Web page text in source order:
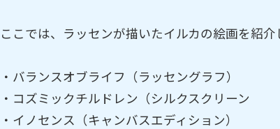
ここでは、ラッセンが描いたイルカの絵画を紹介
・バランスオブライフ（ラッセングラフ）
・コズミックチルドレン（シルクスクリーン
・イノセンス（キャンバスエディション）